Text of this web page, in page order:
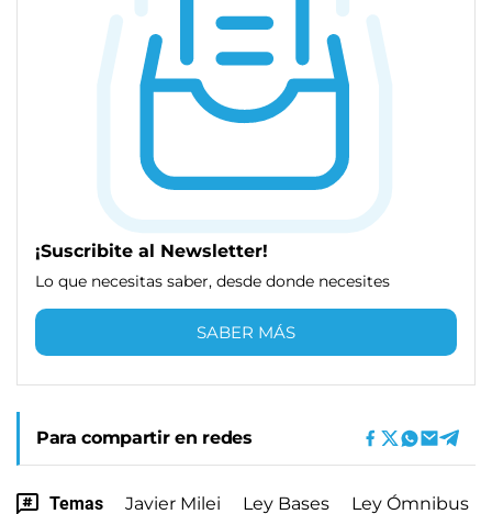
¡Suscribite al Newsletter!
Lo que necesitas saber, desde donde necesites
SABER MÁS
Para compartir en redes
Temas Javier Milei Ley Bases Ley Ómnibus